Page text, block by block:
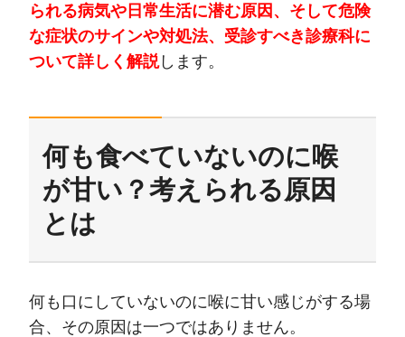
られる病気や日常生活に潜む原因、そして危険
な症状のサインや対処法、受診すべき診療科に
ついて詳しく解説します。
何も食べていないのに喉
が甘い？考えられる原因
とは
何も口にしていないのに喉に甘い感じがする場
合、その原因は一つではありません。